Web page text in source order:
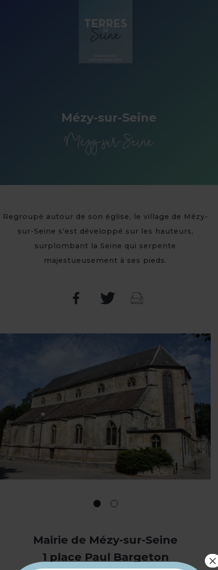
Mézy-sur-Seine
Mézy-sur-Seine
Regroupé autour de son église, le village de Mézy-
sur-Seine s’est développé sur les hauteurs,
surplombant la Seine qui serpente
majestueusement à ses pieds.
Mairie de Mézy-sur-Seine
1 place Paul Bargeton
×